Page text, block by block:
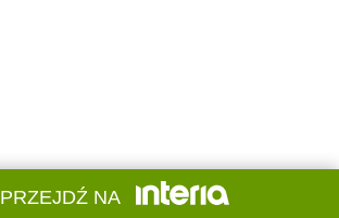
PRZEJDŹ NA